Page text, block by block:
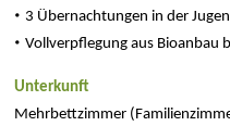
· 3 Übernachtungen in der
· Vollverpflegung aus Bioanbau
Unterkunft
Mehrbettzimmer